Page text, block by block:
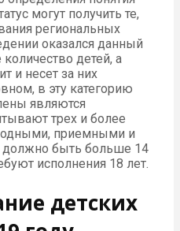
могут получить те,
региональных
оказался данный
детей, а
и несет за них
в эту категорию
являются
трех и более
приемными и
быть больше 14
исполнения 18 лет.
детских